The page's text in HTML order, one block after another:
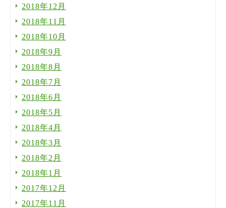
2018年12月
2018年11月
2018年10月
2018年9月
2018年8月
2018年7月
2018年6月
2018年5月
2018年4月
2018年3月
2018年2月
2018年1月
2017年12月
2017年11月